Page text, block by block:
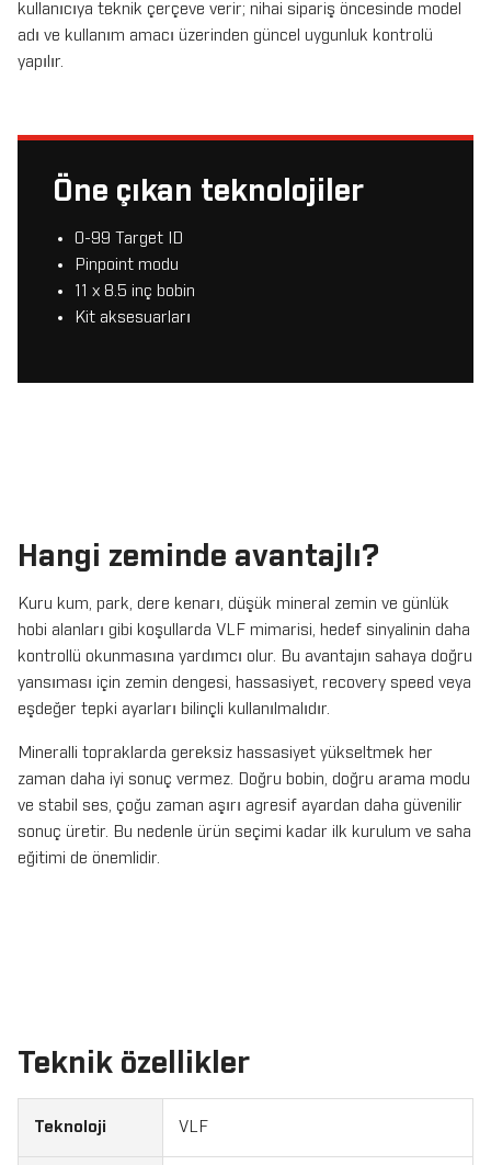
kullanıcıya teknik çerçeve verir; nihai sipariş öncesinde model
adı ve kullanım amacı üzerinden güncel uygunluk kontrolü
yapılır.
Öne çıkan teknolojiler
0-99 Target ID
Pinpoint modu
11 x 8.5 inç bobin
Kit aksesuarları
Hangi zeminde avantajlı?
Kuru kum, park, dere kenarı, düşük mineral zemin ve günlük
hobi alanları gibi koşullarda VLF mimarisi, hedef sinyalinin daha
kontrollü okunmasına yardımcı olur. Bu avantajın sahaya doğru
yansıması için zemin dengesi, hassasiyet, recovery speed veya
eşdeğer tepki ayarları bilinçli kullanılmalıdır.
Mineralli topraklarda gereksiz hassasiyet yükseltmek her
zaman daha iyi sonuç vermez. Doğru bobin, doğru arama modu
ve stabil ses, çoğu zaman aşırı agresif ayardan daha güvenilir
sonuç üretir. Bu nedenle ürün seçimi kadar ilk kurulum ve saha
eğitimi de önemlidir.
Teknik özellikler
Teknoloji VLF